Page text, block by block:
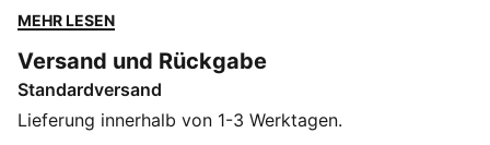
fahrenden Kunstwerken werden – fängt dieses Design
Senegal rollt. Dieses Replica Trikot vereint den Look
der Spieler mit einer lässigen Silhouette und Details,
die für Spieltag und Alltag perfekt funktionieren.
MEHR LESEN
Versand und Rückgabe
Standardversand
Lieferung innerhalb von 1-3 Werktagen.